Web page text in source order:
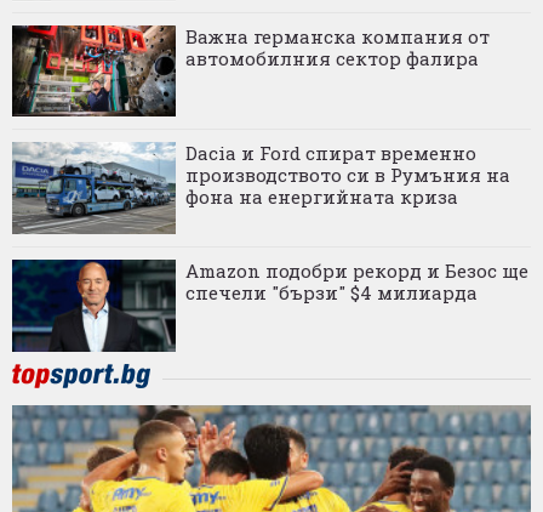
Важна германска компания от
автомобилния сектор фалира
Dacia и Ford спират временно
производството си в Румъния на
фона на енергийната криза
Amazon подобри рекорд и Безос ще
спечели "бързи" $4 милиарда